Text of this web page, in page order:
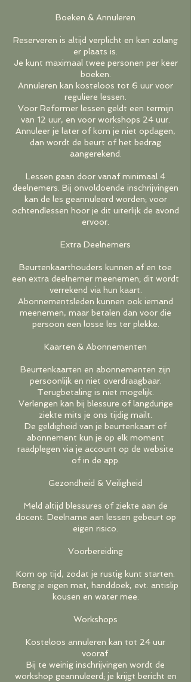
Boeken & Annuleren
Reserveren is altijd verplicht en kan zolang
er plaats is.
Je kunt maximaal twee personen per keer
boeken.
Annuleren kan kosteloos tot 6 uur voor
reguliere lessen.
Voor Reformer lessen geldt een termijn
van 12 uur, en voor workshops 24 uur.
Annuleer je later of kom je niet opdagen,
dan wordt de beurt of het bedrag
aangerekend.
Lessen gaan door vanaf minimaal 4
deelnemers. Bij onvoldoende inschrijvingen
kan de les geannuleerd worden; voor
ochtendlessen hoor je dit uiterlijk de avond
ervoor.
Extra Deelnemers
Beurtenkaarthouders kunnen af en toe
een extra deelnemer meenemen; dit wordt
verrekend via hun kaart.
Abonnementsleden kunnen ook iemand
meenemen, maar betalen dan voor die
persoon een losse les ter plekke.
Kaarten & Abonnementen
Beurtenkaarten en abonnementen zijn
persoonlijk en niet overdraagbaar.
Terugbetaling is niet mogelijk.
Verlengen kan bij blessure of langdurige
ziekte mits je ons tijdig mailt.
De geldigheid van je beurtenkaart of
abonnement kun je op elk moment
raadplegen via je account op de website
of in de app.
Gezondheid & Veiligheid
Meld altijd blessures of ziekte aan de
docent. Deelname aan lessen gebeurt op
eigen risico.
Voorbereiding
Kom op tijd, zodat je rustig kunt starten.
Breng je eigen mat, handdoek, evt. antislip
kousen en water mee.
Workshops
Kosteloos annuleren kan tot 24 uur
vooraf.
Bij te weinig inschrijvingen wordt de
workshop geannuleerd; je krijgt bericht en